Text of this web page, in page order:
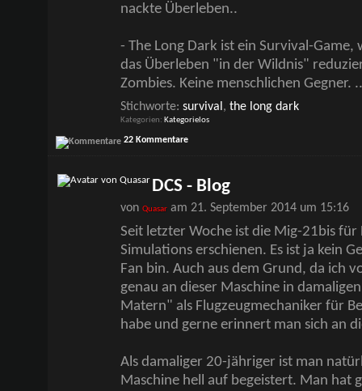
nackte Überleben..
- The Long Dark ist ein Survival-
das Überleben "in der Wildnis"
Zombies. Keine menschlichen Gegner.
Stichworte: survival , the long dark
Kategorien Kategorielos
22 Kommentare
DCS - Blog
von Quasaram 21. September 2014 um 15:16
Seit letzter Woche ist die Mig-21bis für
Simulations erschienen. Es ist ja kein
Fan bin. Auch aus dem Grund, da ich
genau an dieser Maschine in
Matern" als Flugzeugmechaniker für
habe und gerne erinnert man sich an
Als damaliger 20-jähriger ist man
Maschine hell auf begeistert. Man hat